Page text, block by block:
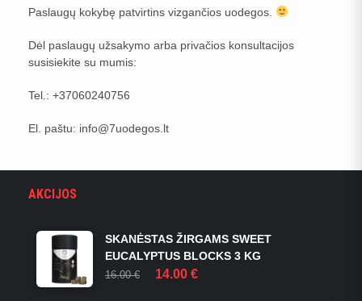
Paslaugų kokybę patvirtins vizgančios uodegos.
Dėl paslaugų užsakymo arba privačios konsultacijos
susisiekite su mumis:
Tel.: +37060240756
El. paštu: info@7uodegos.lt
AKCIJOS
SKANĖSTAS ŽIRGAMS SWEET
EUCALYPTUS BLOCKS 3 KG
16.00€
ORIGINAL
14.00 €